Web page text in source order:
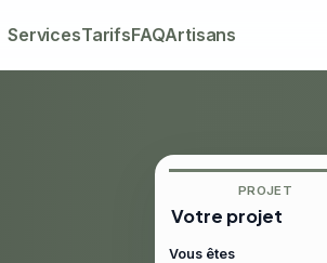
ServicesTarifsFAQArtisans
PROJET
Votre projet
Vous êtes